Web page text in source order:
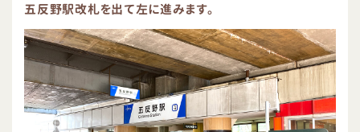
五反野駅改札を出て左に進みます。